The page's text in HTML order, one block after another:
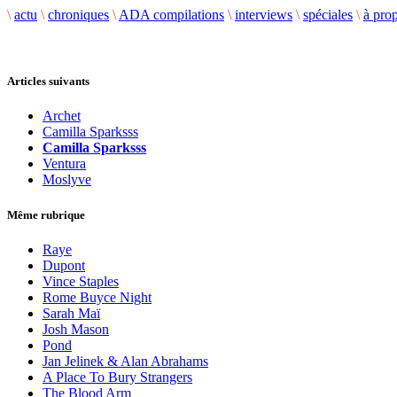
\ actu \ chroniques \ ADA compilations \ interviews \ spéciales \ à
Articles suivants
Archet
Camilla Sparksss
Camilla Sparksss
Ventura
Moslyve
Même rubrique
Raye
Dupont
Vince Staples
Rome Buyce Night
Sarah Maï
Josh Mason
Pond
Jan Jelinek & Alan Abrahams
A Place To Bury Strangers
The Blood Arm